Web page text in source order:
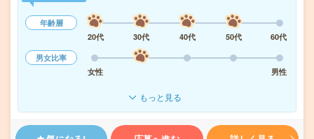
年齢層
20代
30代 40代 50代
60代
男女比率
女性
男性
もっと見る